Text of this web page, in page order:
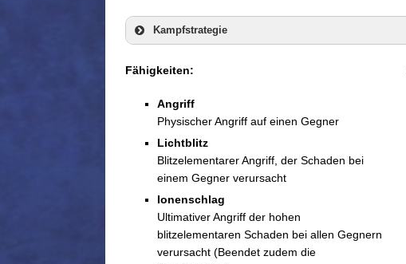
Kampfstrategie
Fähigkeiten:
Angriff
Physischer Angriff auf einen Gegner
Lichtblitz
Blitzelementarer Angriff, der Schaden bei
einem Gegner verursacht
Ionenschlag
Ultimativer Angriff der hohen
blitzelementaren Schaden bei allen Gegnern
verursacht (Beendet zudem die